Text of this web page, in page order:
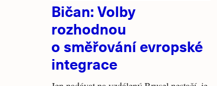
Bičan: Volby
rozhodnou
o směřování evropské
integrace